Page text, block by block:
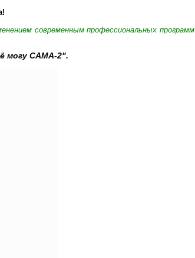
современным профессиональных программ
могу САМА-2".